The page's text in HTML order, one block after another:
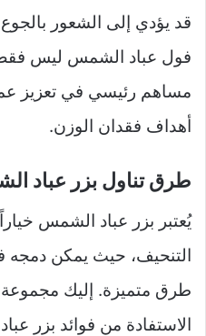
قد يؤدي إلى الشعور
فول عباد الشمس ليس فقط
مساهم رئيسي في تعزيز
أهداف فقدان الوزن.
طرق تناول بزر عباد
يُعتبر بزر عباد الشمس
التنحيف، حيث يمكن دمجه
طرق متميزة. إليك مجموعة
الاستفادة من فوائد بزر